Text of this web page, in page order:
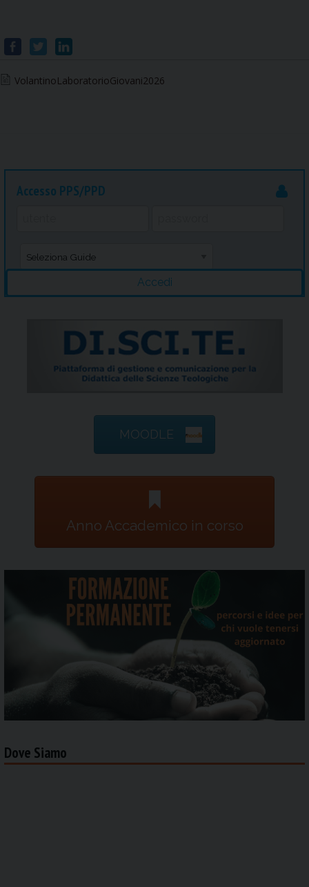
VolantinoLaboratorioGiovani2026
Accesso PPS/PPD
MOODLE
Anno Accademico in corso
Dove Siamo